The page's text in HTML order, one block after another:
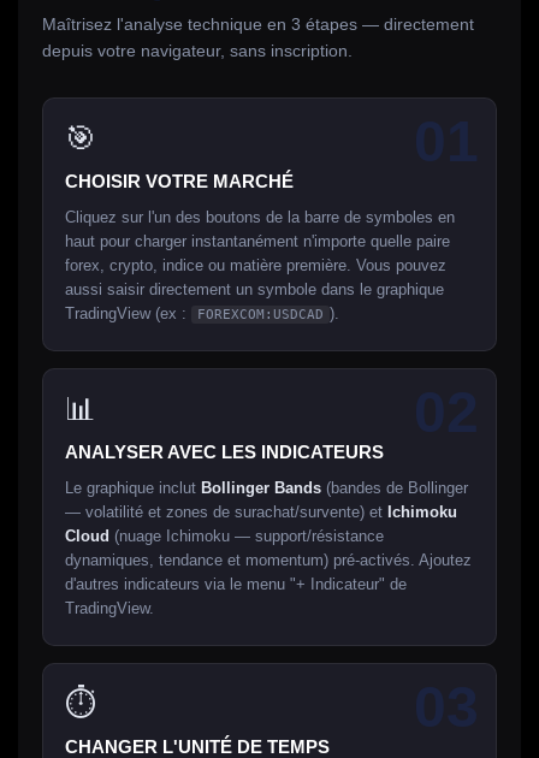
Maîtrisez l'analyse technique en 3 étapes — directement
depuis votre navigateur, sans inscription.
01
🎯
CHOISIR VOTRE MARCHÉ
Cliquez sur l'un des boutons de la barre de symboles en
haut pour charger instantanément n'importe quelle paire
forex, crypto, indice ou matière première. Vous pouvez
aussi saisir directement un symbole dans le graphique
TradingView (ex :
FOREXCOM:USDCAD ).
02
📊
ANALYSER AVEC LES INDICATEURS
Le graphique inclut Bollinger Bands (bandes de Bollinger
— volatilité et zones de surachat/survente) et Ichimoku
Cloud (nuage Ichimoku — support/résistance
dynamiques, tendance et momentum) pré-activés. Ajoutez
d'autres indicateurs via le menu "+ Indicateur" de
TradingView.
03
⏱
CHANGER L'UNITÉ DE TEMPS